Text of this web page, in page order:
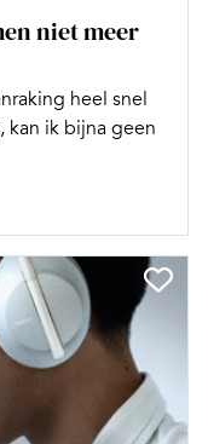
niet meer
heel snel
kan ik bijna geen